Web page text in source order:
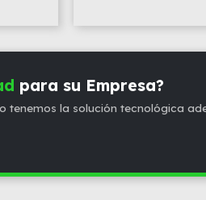
para su Empresa?
tenemos la solución tecnológica